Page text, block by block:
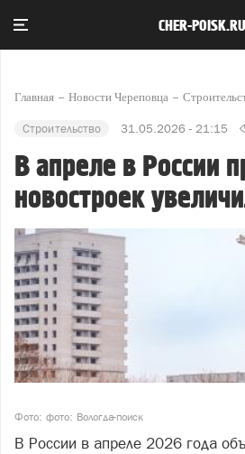
CHER-POISK.RU
Главная Новости Череповца
Строительство 31.05.2026 - 21:15
В апреле в России
новостроек
Фото: фото: Вологда-поиск
В России в апреле 2026 года